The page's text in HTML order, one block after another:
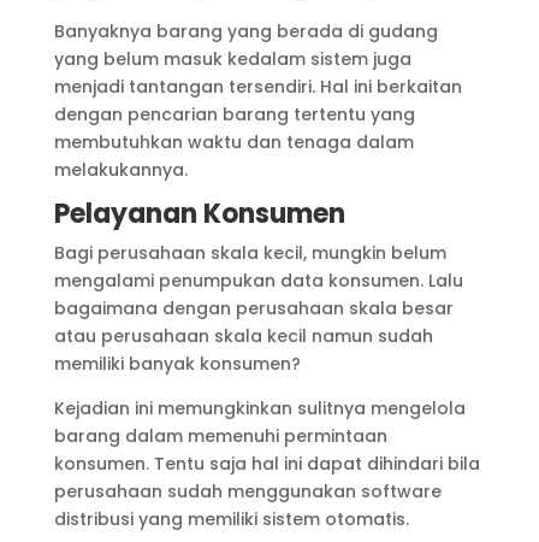
Banyaknya barang yang berada di gudang
yang belum masuk kedalam sistem juga
menjadi tantangan tersendiri. Hal ini berkaitan
dengan pencarian barang tertentu yang
membutuhkan waktu dan tenaga dalam
melakukannya.
Pelayanan Konsumen
Bagi perusahaan skala kecil, mungkin belum
mengalami penumpukan data konsumen. Lalu
bagaimana dengan perusahaan skala besar
atau perusahaan skala kecil namun sudah
memiliki banyak konsumen?
Kejadian ini memungkinkan sulitnya mengelola
barang dalam memenuhi permintaan
konsumen. Tentu saja hal ini dapat dihindari bila
perusahaan sudah menggunakan software
distribusi yang memiliki sistem otomatis.